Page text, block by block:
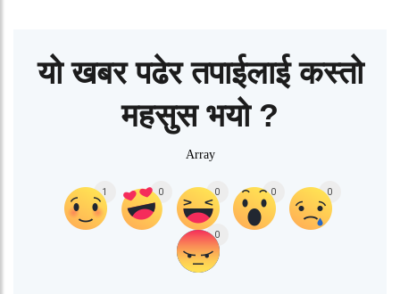
यो खबर पढेर तपाईलाई कस्तो
महसुस भयो ?
Array
1 0 0 0 0
0